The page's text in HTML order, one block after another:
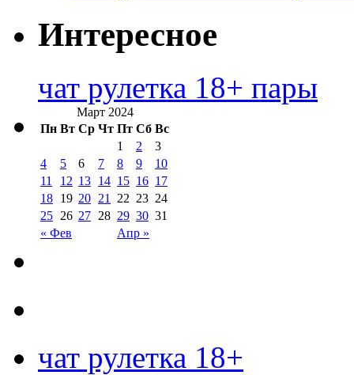
Интересное
чат рулетка 18+ пары
Март 2024
Пн Вт Ср Чт Пт Сб Вс
« Фев Апр »
1 2
3
4
5 6 7 8 9
10
11
12 13 14 15 16 17
18 19 20 21 22 23 24
25 26 27 28 29 30 31
чат рулетка 18+